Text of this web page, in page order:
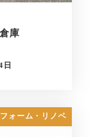
庫
日
ォーム・リノベ